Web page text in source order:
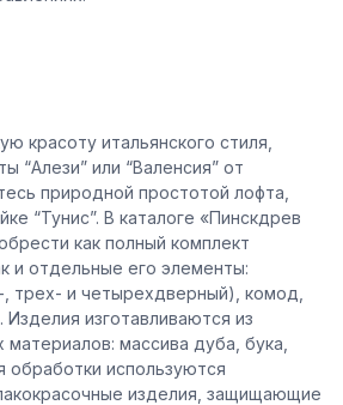
красоту итальянского стиля,
“Алези” или “Валенсия” от
природной простотой лофта,
“Тунис”. В каталоге «Пинскдрев
как полный комплект
и отдельные его элементы:
трех- и четырехдверный), комод,
Изделия изготавливаются из
материалов: массива дуба, бука,
обработки используются
изделия, защищающие